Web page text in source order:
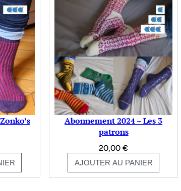
Abonnement 2024 – Les 3
patrons
20,00€
AJOUTER AU PANIER